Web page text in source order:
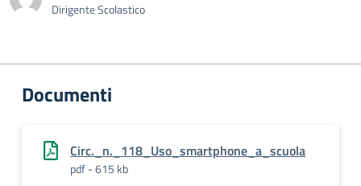
Dirigente Scolastico
Documenti
Circ._n._118_Uso_smartphone_a_scuola
pdf - 615 kb